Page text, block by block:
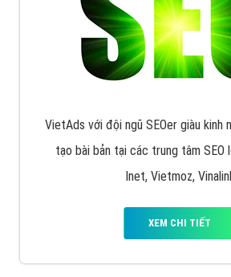
Quảng cáo Remarketing
VietAds triển khai dịch vụ quảng
Display Network cho các khách
muốn đặt Banner